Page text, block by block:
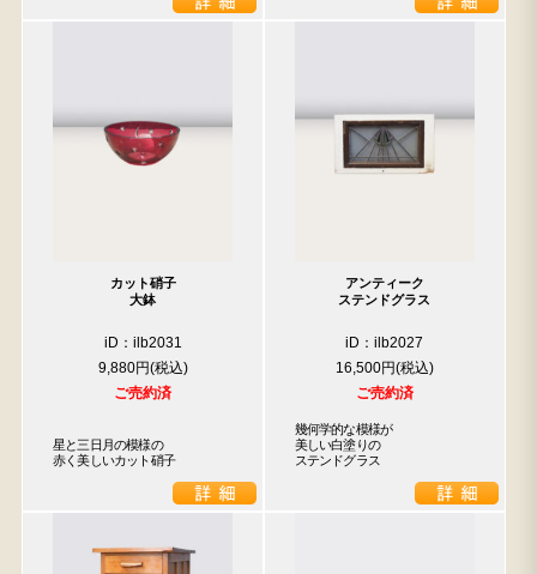
カット硝子
大鉢
iD：ilb2031
9,880円
ご売約済
星と三日月の模様の
赤く美しいカット硝子
アンティーク
ステンドグラス
iD：ilb2027
16,500円
ご売約済
幾何学的な模様が
美しい白塗りの
ステンドグラス